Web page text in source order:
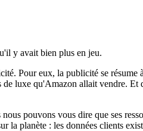
y avait bien plus en jeu.
Pour eux, la publicité se
luxe qu'Amazon allait vendre.
pouvons vous dire que ses
planète : les données clients